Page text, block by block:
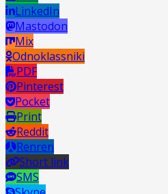
LinkedIn
Mastodon
Mix
Odnoklassniki
PDF
Pinterest
Pocket
Print
Reddit
Renren
Short link
SMS